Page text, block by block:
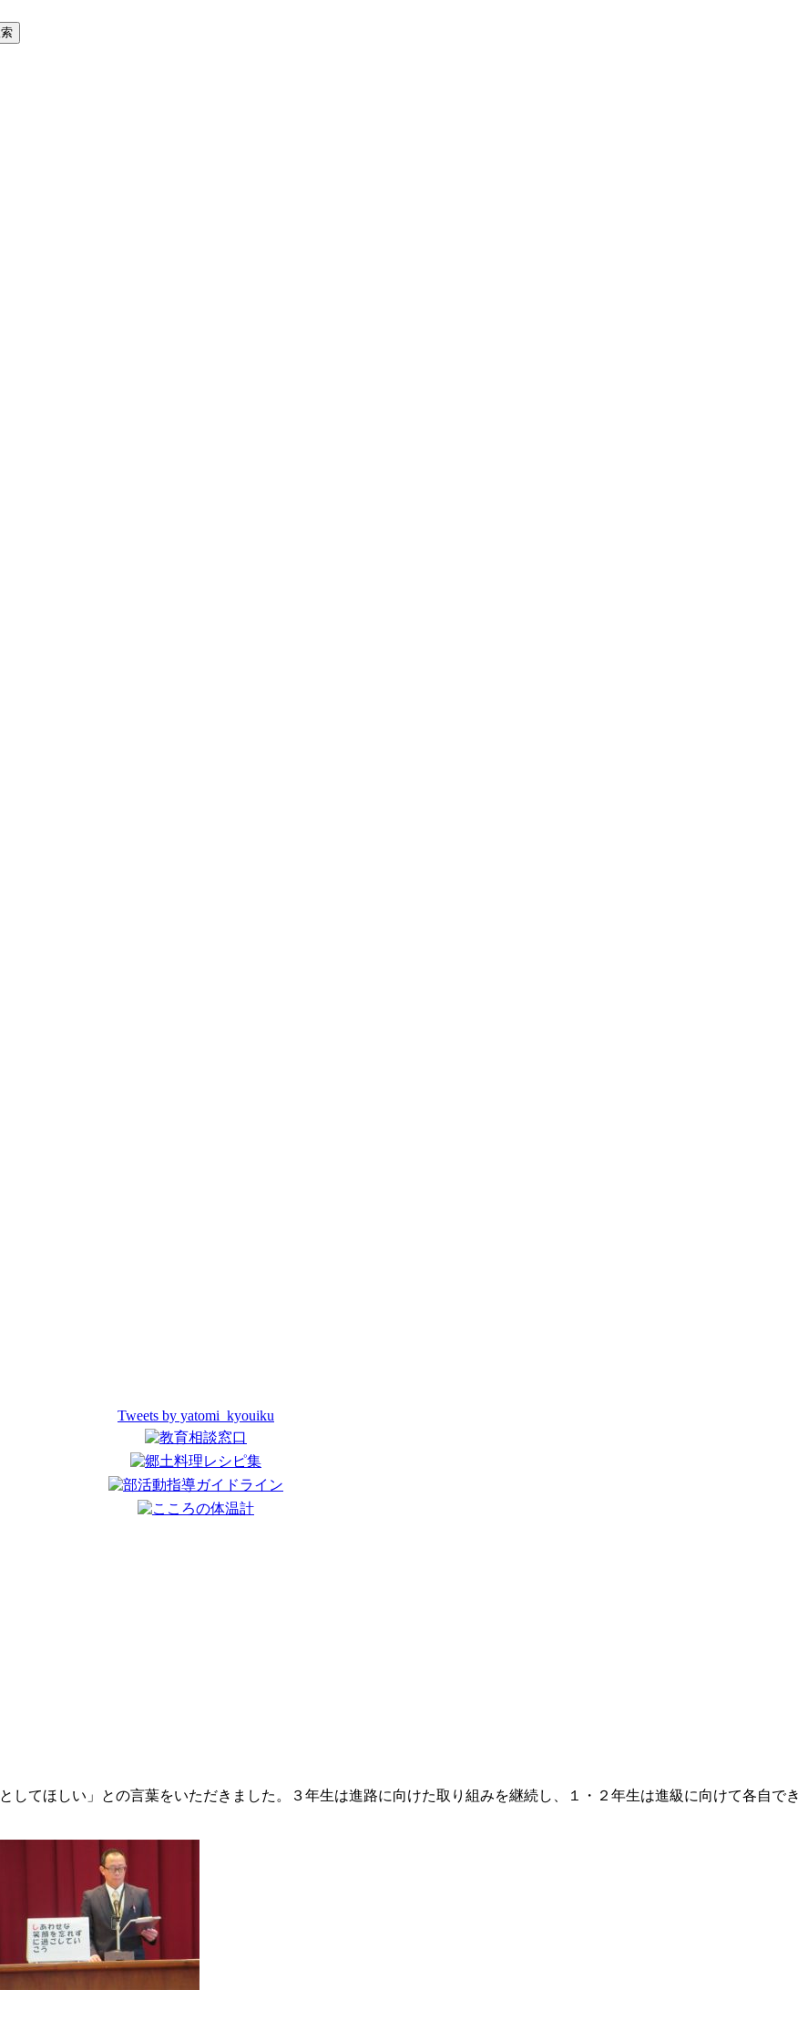
Tweets by yatomi_kyouiku
てほしい」との言葉をいただきました。３年生は進路に向けた取り組みを継続し、１・２年生は進級に向けて各自でき